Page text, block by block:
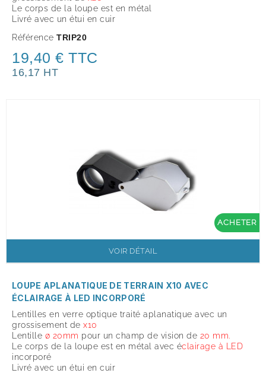
Le corps de la loupe est en métal
Livré avec un étui en cuir
Référence TRIP20
19,40 € TTC
16,17 HT
ACHETER
VOIR DÉTAIL
LOUPE APLANATIQUE DE TERRAIN X10 AVEC
ÉCLAIRAGE À LED INCORPORÉ
Lentilles en verre optique traité aplanatique avec un
grossisement de x10
Lentille ø 20mm pour un champ de vision de 20 mm.
Le corps de la loupe est en métal avec éclairage à LED
incorporé
Livré avec un étui en cuir